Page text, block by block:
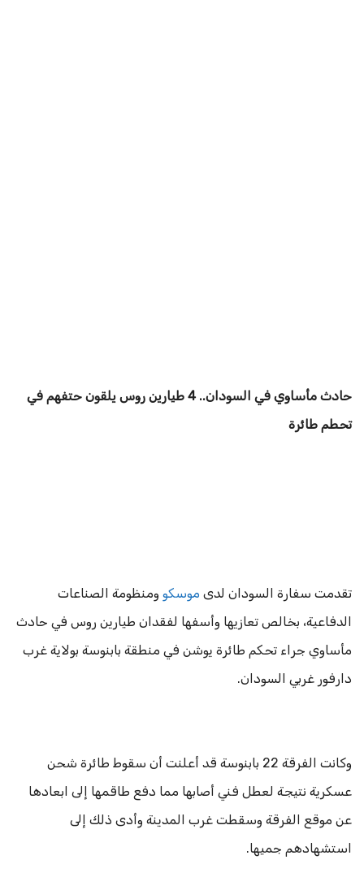
حادث مأساوي في السودان.. 4 طيارين روس يلقون حتفهم في
تحطم طائرة
تقدمت سفارة السودان لدى موسكو ومنظومة الصناعات
الدفاعية، بخالص تعازيها وأسفها لفقدان طيارين روس في حادث
مأساوي جراء تحكم طائرة يوشن في منطقة بابنوسة بولاية غرب
دارفور غربي السودان.
وكانت الفرقة 22 بابنوسة قد أعلنت أن سقوط طائرة شحن
عسكرية نتيجة لعطل فني أصابها مما دفع طاقمها إلى ابعادها
عن موقع الفرقة وسقطت غرب المدينة وأدى ذلك إلى
استشهادهم جميها.